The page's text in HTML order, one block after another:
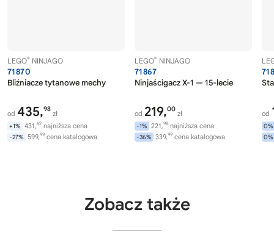
LEGO® NINJAGO
71870
Bliźniacze tytanowe mechy
od 435,98
zł
+1% 431,62 najniższa cena
-27% 599,99 cena katalogowa
LEGO® NINJAGO
71867
Ninjaścigacz X-1 — 15-lecie
od 219,00
zł
-1% 221,98 najniższa cena
-36% 339,99 cena katalogowa
od
0%
0%
Zobacz także